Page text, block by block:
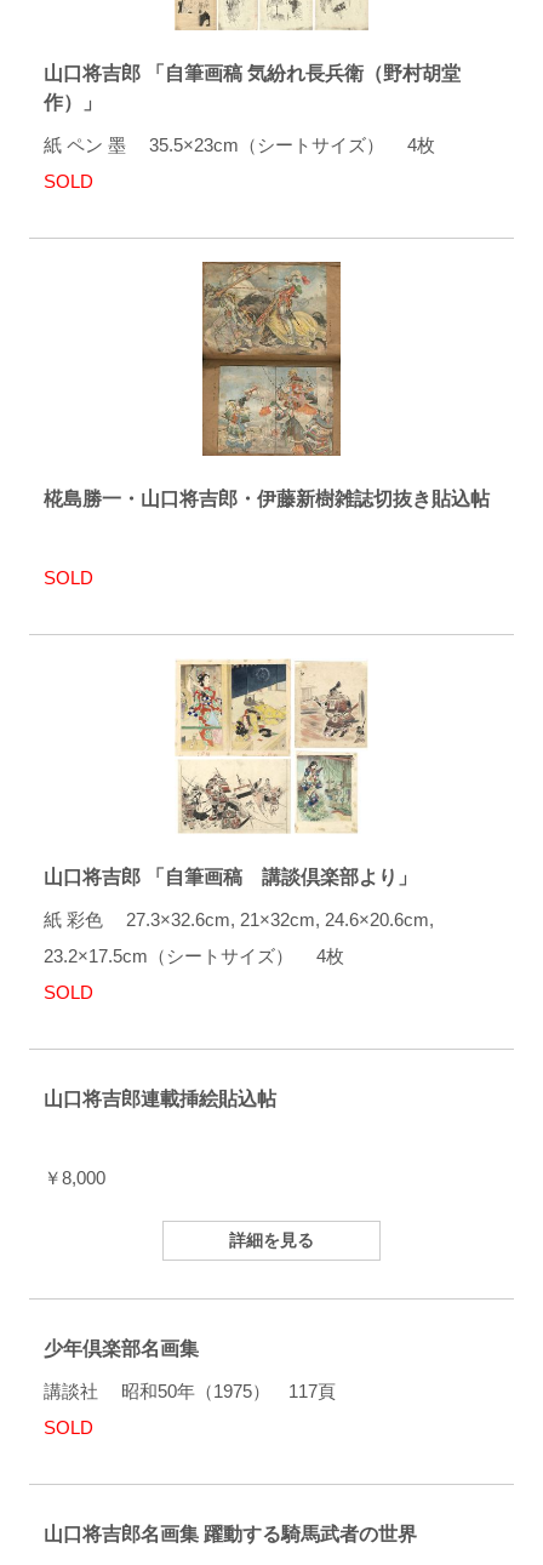
山口将吉郎 「自筆画稿 気紛れ長兵衛（野村胡堂
作）」
紙 ペン 墨 35.5×23cm（シートサイズ） 4枚
SOLD
椛島勝一・山口将吉郎・伊藤新樹雑誌切抜き貼込帖
SOLD
山口将吉郎 「自筆画稿 講談倶楽部より」
紙 彩色 27.3×32.6cm, 21×32cm, 24.6×20.6cm,
23.2×17.5cm（シートサイズ） 4枚
SOLD
山口将吉郎連載挿絵貼込帖
￥8,000
詳細を見る
少年倶楽部名画集
講談社 昭和50年（1975） 117頁
SOLD
山口将吉郎名画集 躍動する騎馬武者の世界